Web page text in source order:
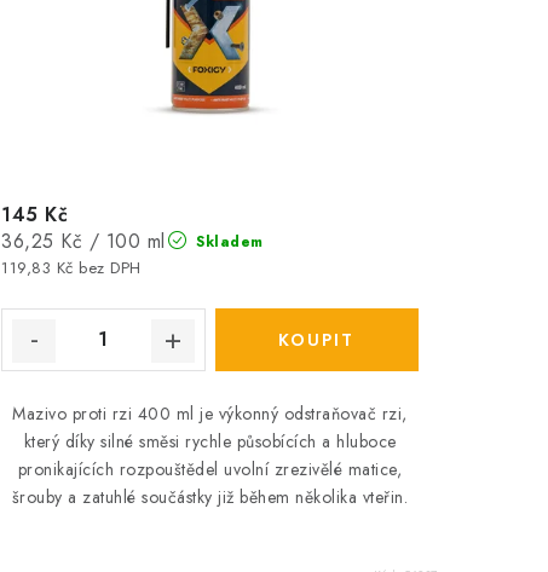
Skladem
119,83 Kč bez DPH
145 Kč
Měrná
cena:
36,25 Kč / 100 ml
Mazivo proti rzi 400 ml je výkonný odstraňovač rzi,
který díky silné směsi rychle působících a hluboce
pronikajících rozpouštědel uvolní zrezivělé matice,
šrouby a zatuhlé součástky již během několika vteřin.